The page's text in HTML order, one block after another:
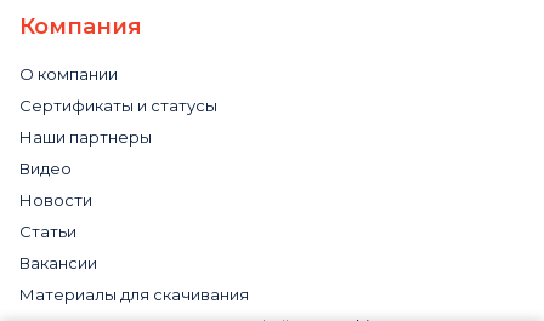
Компания
О компании
Сертификаты и статусы
Наши партнеры
Видео
Новости
Статьи
Вакансии
Материалы для скачивания